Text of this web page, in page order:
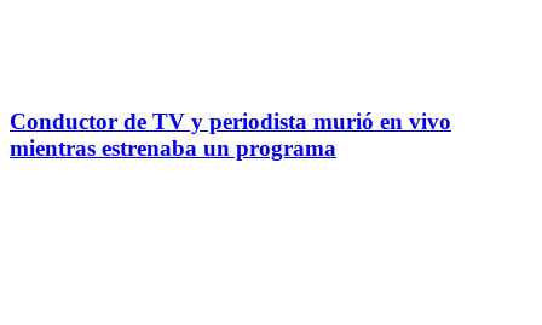
Conductor de TV y periodista murió en vivo
mientras estrenaba un programa